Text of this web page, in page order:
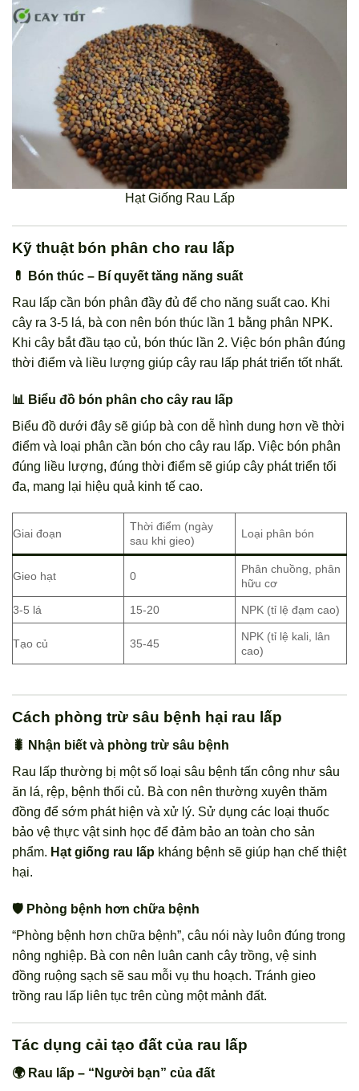
Hạt Giống Rau Lấp
Kỹ thuật bón phân cho rau lấp
💊 Bón thúc – Bí quyết tăng năng suất
Rau lấp cần bón phân đầy đủ để cho năng suất cao. Khi
cây ra 3-5 lá, bà con nên bón thúc lần 1 bằng phân NPK.
Khi cây bắt đầu tạo củ, bón thúc lần 2. Việc bón phân đúng
thời điểm và liều lượng giúp cây rau lấp phát triển tốt nhất.
📊 Biểu đồ bón phân cho cây rau lấp
Biểu đồ dưới đây sẽ giúp bà con dễ hình dung hơn về thời
điểm và loại phân cần bón cho cây rau lấp. Việc bón phân
đúng liều lượng, đúng thời điểm sẽ giúp cây phát triển tối
đa, mang lại hiệu quả kinh tế cao.
Giai đoạn
Thời điểm (ngày
sau khi gieo)
Loại phân bón
Gieo hạt 0
Phân chuồng, phân
hữu cơ
3-5 lá 15-20 NPK (tỉ lệ đạm cao)
Tạo củ 35-45
NPK (tỉ lệ kali, lân
cao)
Cách phòng trừ sâu bệnh hại rau lấp
🐛 Nhận biết và phòng trừ sâu bệnh
Rau lấp thường bị một số loại sâu bệnh tấn công như sâu
ăn lá, rệp, bệnh thối củ. Bà con nên thường xuyên thăm
đồng để sớm phát hiện và xử lý. Sử dụng các loại thuốc
bảo vệ thực vật sinh học để đảm bảo an toàn cho sản
phẩm. Hạt giống rau lấp kháng bệnh sẽ giúp hạn chế thiệt
hại.
🛡️ Phòng bệnh hơn chữa bệnh
“Phòng bệnh hơn chữa bệnh”, câu nói này luôn đúng trong
nông nghiệp. Bà con nên luân canh cây trồng, vệ sinh
đồng ruộng sạch sẽ sau mỗi vụ thu hoạch. Tránh gieo
trồng rau lấp liên tục trên cùng một mảnh đất.
Tác dụng cải tạo đất của rau lấp
🌍 Rau lấp – “Người bạn” của đất